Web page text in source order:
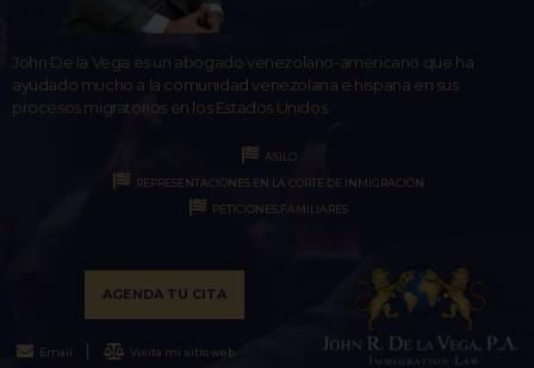
John De la Vega es un abogado venezolano-americano que ha
ayudado mucho a la comunidad venezolana e hispana en sus
procesos migratorios en los Estados Unidos.
ASILO
REPRESENTACIONES EN LA CORTE DE INMIGRACIÓN
PETICIONES FAMILIARES
AGENDA TU CITA
Email Visita mi sitio web